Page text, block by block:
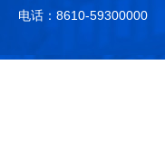
电话：8610-59300000